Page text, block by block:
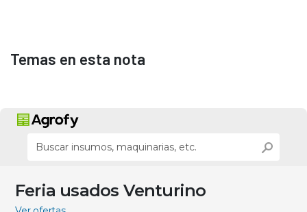
Temas en esta nota
Feria usados Venturino